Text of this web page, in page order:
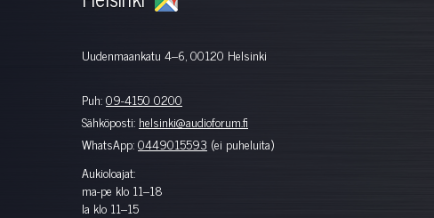
Uudenmaankatu 4–6, 00120 Helsinki
Puh:09-4150 0200
Sähköposti: helsinki@audioforum.fi
WhatsApp:0449015593 (ei puheluita)
Aukioloajat:
ma-pe klo 11–18
la klo 11–15